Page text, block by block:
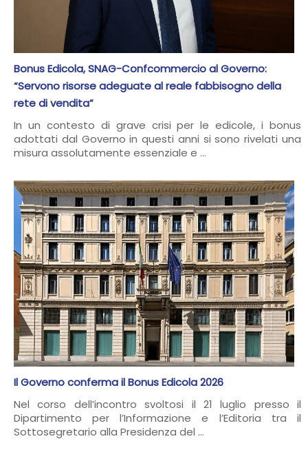
Bonus Edicola, SNAG-Confcommercio al Governo:
“Servono risorse adeguate al reale fabbisogno della
rete di vendita”
In un contesto di grave crisi per le edicole, i bonus
adottati dal Governo in questi anni si sono rivelati una
misura assolutamente essenziale e ...
Il Governo conferma il Bonus Edicola 2026
Nel corso dell’incontro svoltosi il 21 luglio presso il
Dipartimento per l’Informazione e l’Editoria tra il
Sottosegretario alla Presidenza del ...